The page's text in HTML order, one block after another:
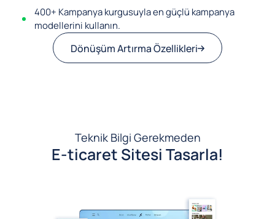
400+ Kampanya kurgusuyla en güçlü kampanya
modellerini kullanın.
Dönüşüm Artırma Özellikleri
Teknik Bilgi Gerekmeden
E-ticaret Sitesi Tasarla!